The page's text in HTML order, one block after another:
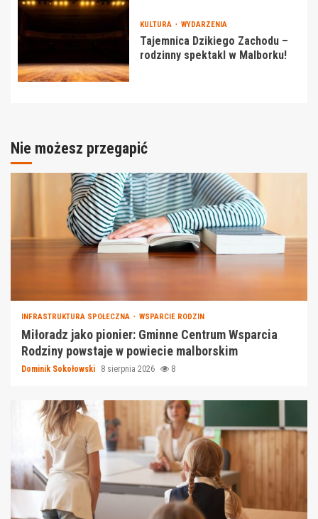
KULTURA WYDARZENIA
Tajemnica Dzikiego Zachodu –
rodzinny spektakl w Malborku!
Nie możesz przegapić
INFRASTRUKTURA SPOŁECZNA WSPARCIE RODZIN
Miłoradz jako pionier: Gminne Centrum Wsparcia
Rodziny powstaje w powiecie malborskim
Dominik Sokołowski 8 sierpnia 2026 8